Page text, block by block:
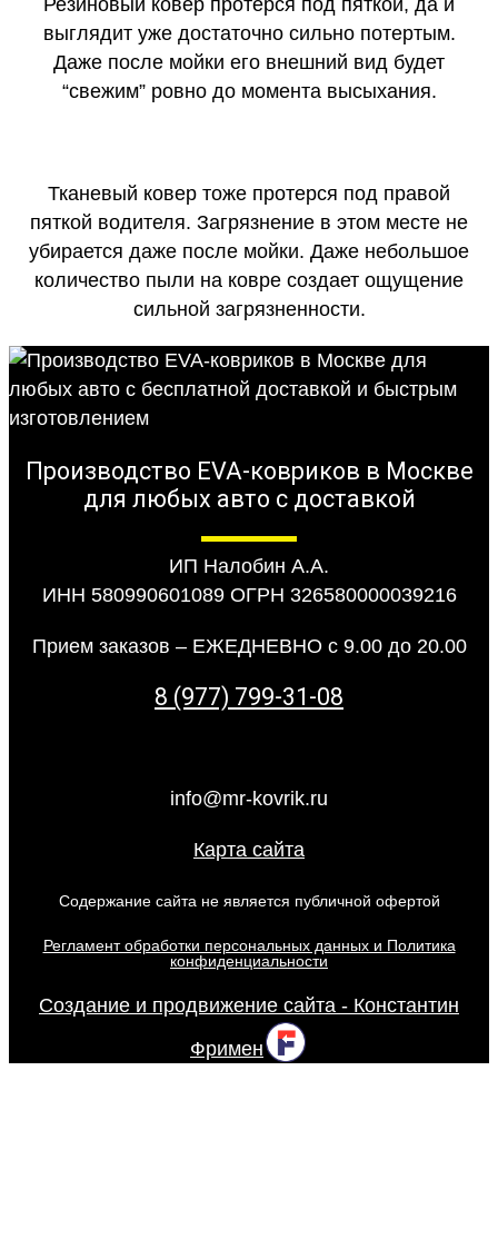
Резиновый ковер протерся под пяткой, да и
выглядит уже достаточно сильно потертым.
Даже после мойки его внешний вид будет
“свежим” ровно до момента высыхания.
Тканевый ковер тоже протерся под правой
пяткой водителя. Загрязнение в этом месте не
убирается даже после мойки. Даже небольшое
количество пыли на ковре создает ощущение
сильной загрязненности.
Производство EVA-ковриков в Москве
для любых авто с доставкой
ИП Налобин А.А.
ИНН 580990601089 ОГРН 326580000039216
Прием заказов – ЕЖЕДНЕВНО с 9.00 до 20.00
8 (977) 799-31-08
info@mr-kovrik.ru
Карта сайта
Содержание сайта не является публичной офертой
Регламент обработки персональных данных и Политика
конфиденциальности
Создание и продвижение сайта - Константин
Фримен